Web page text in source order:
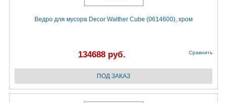
Ведро для мусора Decor Walther Cube (0614600), хром
134688 руб. Сравнить